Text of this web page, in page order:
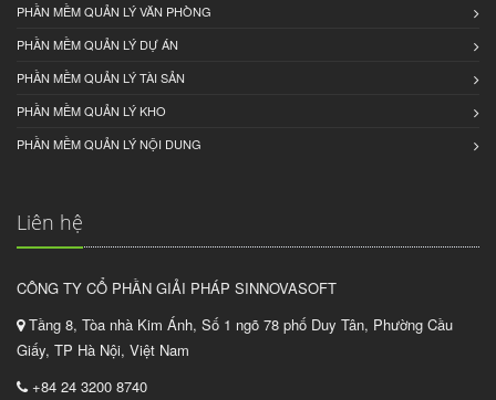
PHẦN MỀM QUẢN LÝ VĂN PHÒNG
PHẦN MỀM QUẢN LÝ DỰ ÁN
PHẦN MỀM QUẢN LÝ TÀI SẢN
PHẦN MỀM QUẢN LÝ KHO
PHẦN MỀM QUẢN LÝ NỘI DUNG
Liên hệ
CÔNG TY CỔ PHẦN GIẢI PHÁP SINNOVASOFT
Tầng 8, Tòa nhà Kim Ánh, Số 1 ngõ 78 phố Duy Tân, Phường Cầu
Giấy, TP Hà Nội, Việt Nam
+84 24 3200 8740